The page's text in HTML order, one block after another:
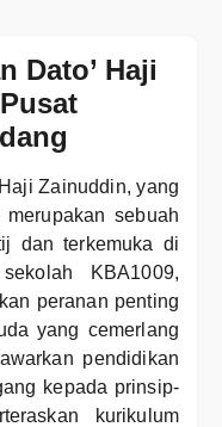
Dato’ Haji
Zainuddin, yang
sebuah
dan terkemuka di
KBA1009,
peranan penting
yang cemerlang
pendidikan
kepada prinsip-
kurikulum